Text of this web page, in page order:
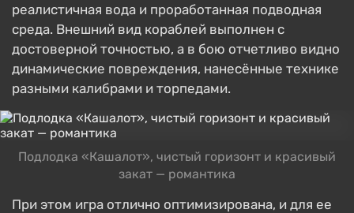
реалистичная вода и проработанная подводная
среда. Внешний вид кораблей выполнен с
достоверной точностью, а в бою отчетливо видно
динамические повреждения, нанесённые технике
разными калибрами и торпедами.
Подлодка «Кашалот», чистый горизонт и красивый
закат — романтика
При этом игра отлично оптимизирована, и для ее